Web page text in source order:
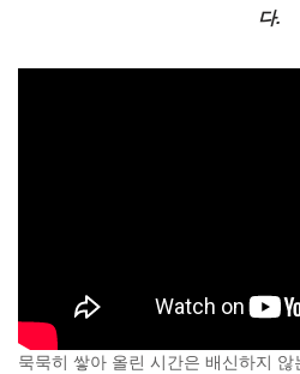
다.
묵묵히 쌓아 올린 시간은 배신하지 않